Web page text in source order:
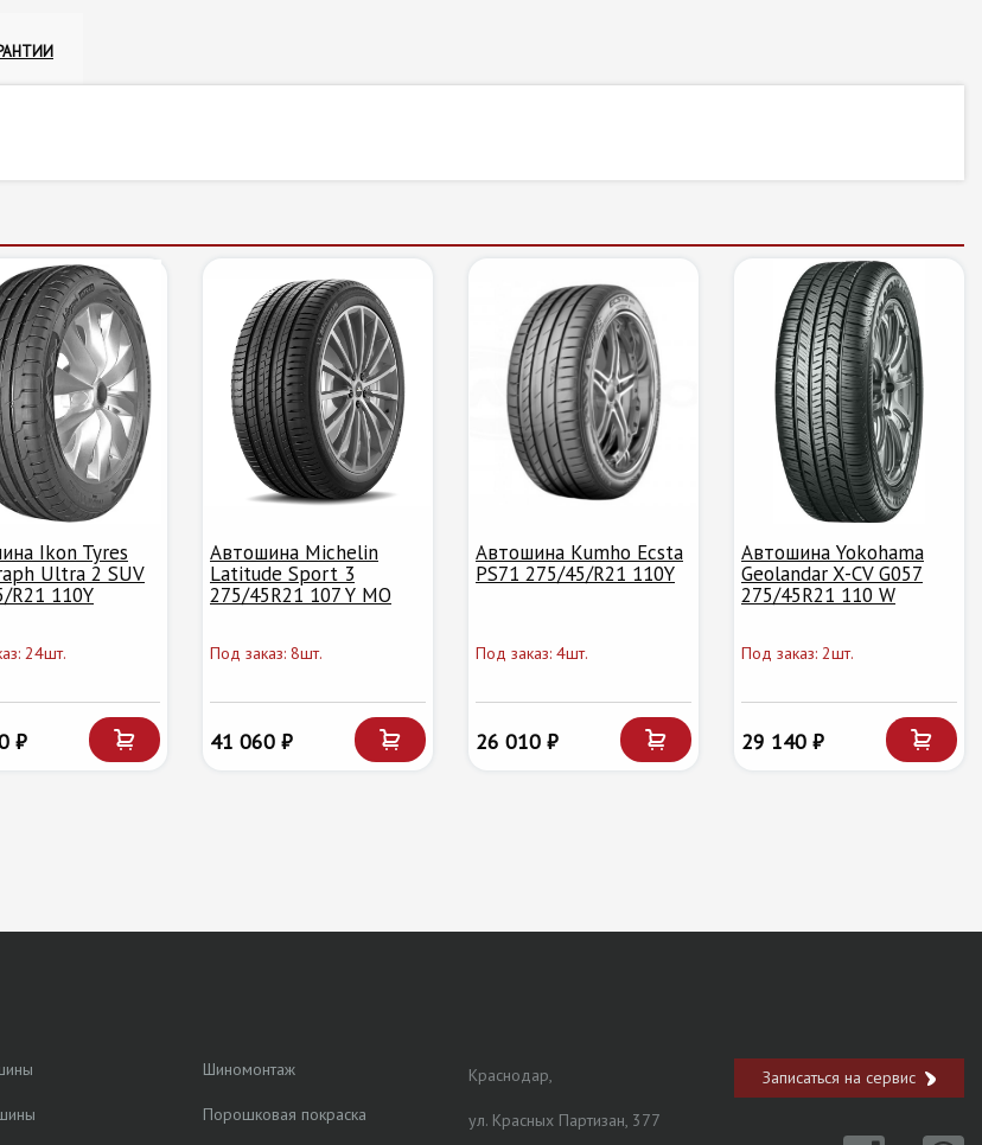
Ikon Tyres
Ultra 2 SUV
R21 110Y
24шт.
₽
Автошина Michelin
Latitude Sport 3
275/45R21 107 Y MO
Под заказ: 8шт.
41 060 ₽
Автошина Kumho Ecsta
PS71 275/45/R21 110Y
Под заказ: 4шт.
26 010 ₽
Автошина Yokohama
Geolandar X-CV G057
275/45R21 110 W
Под заказ: 2шт.
29 140 ₽
Шиномонтаж
Порошковая покраска
Краснодар,
ул. Красных Партизан, 377
Записаться на сервис